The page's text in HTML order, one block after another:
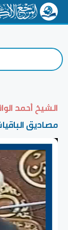
الشيخ أحمد
مصاديق